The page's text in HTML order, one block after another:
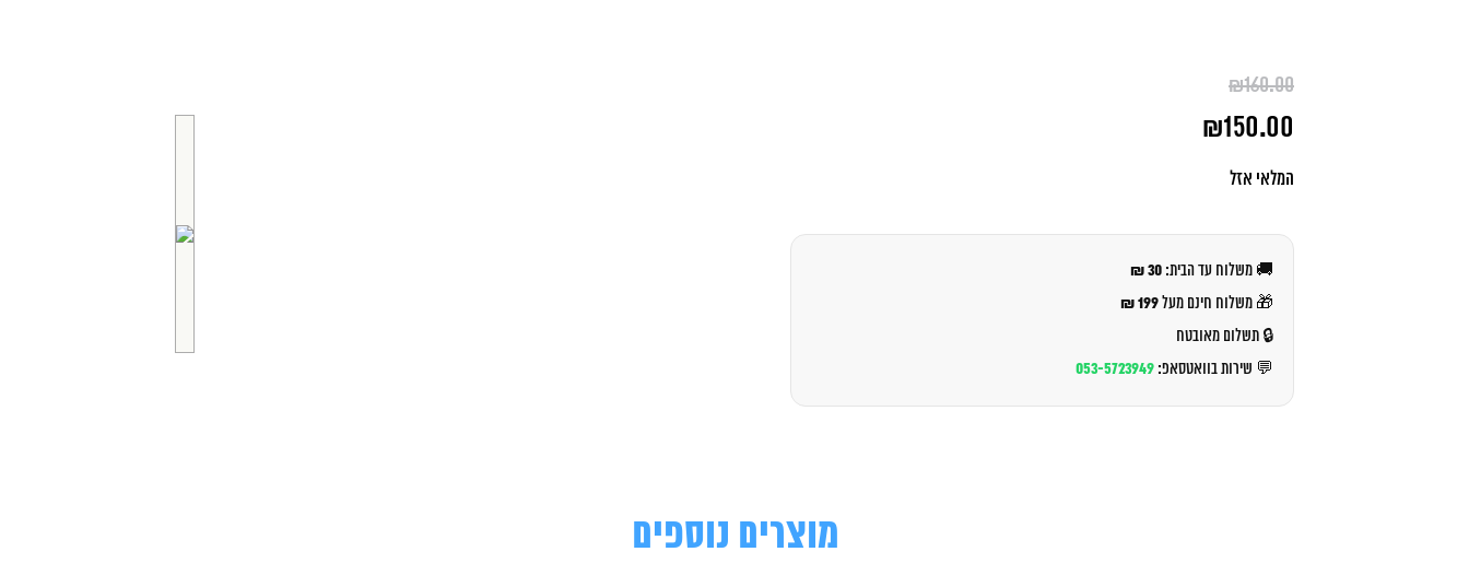
₪160.00
המקורי
₪160.00.
₪150.00
הנוכחי
המלאי אזל
🚚 משלוח עד הבית: 30 ₪
🎁 משלוח חינם מעל199 ₪
🔒 תשלום מאובטח
💬 שירות בוואטסאפ: 053-5723949
מוצרים נוספים